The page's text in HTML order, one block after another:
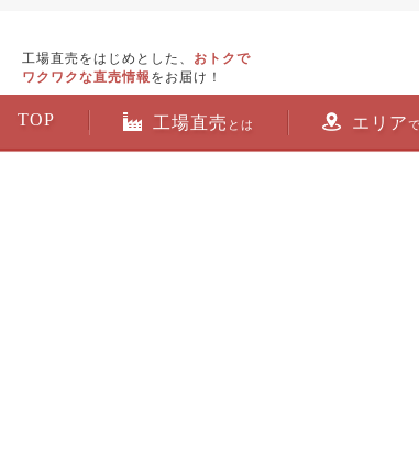
工場直売をはじめとした、 おトクで
ワクワクな直売情報 をお届け！
TOP 工場直売 とは エリア